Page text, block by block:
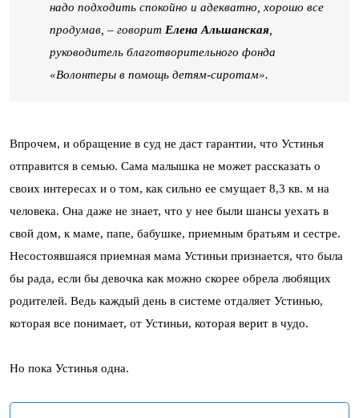
надо подходить спокойно и адекватно, хорошо все
продумав, – говорит Елена Альшанская,
руководитель благотворительного фонда
«Волонтеры в помощь детям-сиротам».
Впрочем, и обращение в суд не даст гарантии, что Устинья
отправится в семью. Сама малышка не может рассказать о
своих интересах и о том, как сильно ее смущает 8,3 кв. м на
человека. Она даже не знает, что у нее были шансы уехать в
свой дом, к маме, папе, бабушке, приемным братьям и сестре.
Несостоявшаяся приемная мама Устиньи признается, что была
бы рада, если бы девочка как можно скорее обрела любящих
родителей. Ведь каждый день в системе отдаляет Устинью,
которая все понимает, от Устиньи, которая верит в чудо.
Но пока Устинья одна.